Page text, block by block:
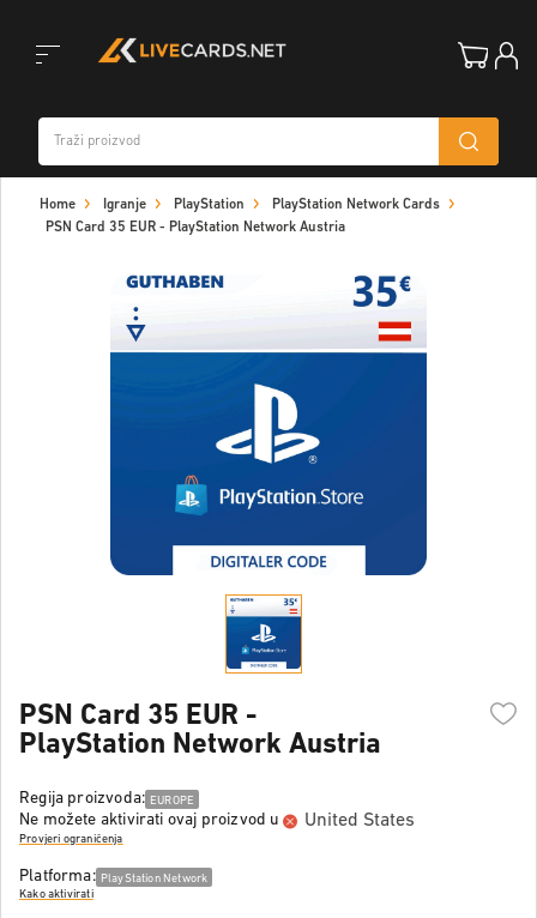
navigation
Home Igranje PlayStation
PlayStation Network Cards
PSN Card 35 EUR - PlayStation Network Austria
PSN Card 35 EUR -
PlayStation Network Austria
Regija proizvoda: EUROPE
Ne možete aktivirati ovaj proizvod u United States
Provjeri ograničenja
Platforma: PlayStation Network
Kako aktivirati